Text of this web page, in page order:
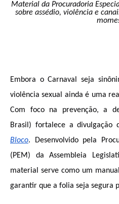
Material da Procuradoria
sobre assédio, violência e
Embora o Carnaval seja
violência sexual ainda é uma
Com foco na prevenção, a
Brasil) fortalece a divulgação
Bloco. Desenvolvido pela
(PEM) da Assembleia
material serve como um
garantir que a folia seja segura